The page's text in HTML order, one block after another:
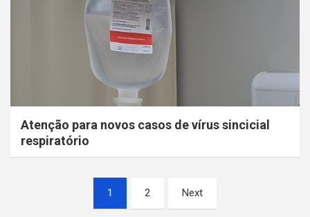
Atenção para novos casos de vírus sincicial
respiratório
1 2 Next